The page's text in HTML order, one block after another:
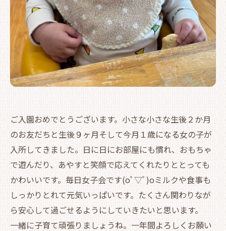
ご入園おめでとうございます。小さな小さな生後２か月
のお友だちと生後９ヶ月そして今月１歳になる女の子が
入所してきました。日に日にお部屋にも慣れ、おもちゃ
で遊んだり、あやすと笑顔で応えてくれたりととっても
かわいいです。毎日女子会です(oﾟ▽ﾟ)oミルクや食事も
しっかりとれて元気いっぱいです。たくさん関わりなが
ら安心して過ごせるようにしていきたいと思います。
一緒に子育て頑張りましょうね。一年間よろしくお願い